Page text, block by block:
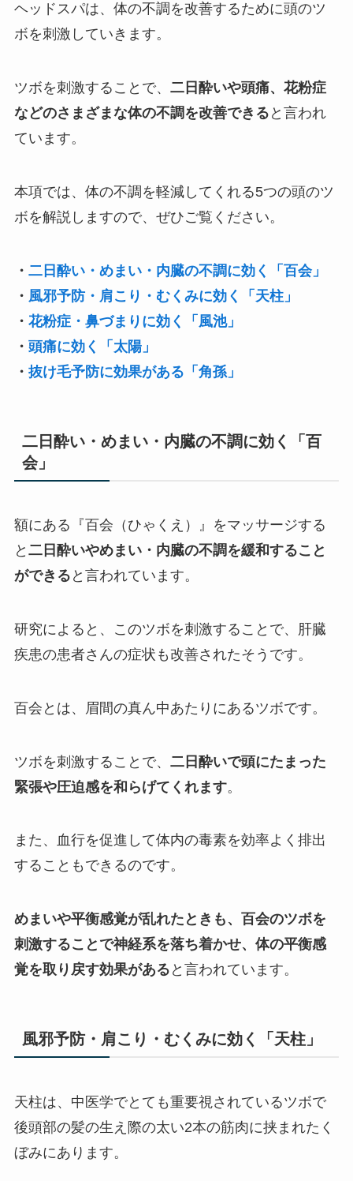
ヘッドスパは、体の不調を改善するために頭のツ
ボを刺激していきます。
ツボを刺激することで、 二日酔いや頭痛、花粉症
などのさまざまな体の不調を改善できる と言われ
ています。
本項では、体の不調を軽減してくれる5つの頭のツ
ボを解説しますので、ぜひご覧ください。
・ 二日酔い・めまい・内臓の不調に効く「百会」
・ 風邪予防・肩こり・むくみに効く「天柱」
・ 花粉症・鼻づまりに効く「風池」
・ 頭痛に効く「太陽」
・ 抜け毛予防に効果がある「角孫」
二日酔い・めまい・内臓の不調に効く「百
会」
額にある『百会（ひゃくえ）』をマッサージする
と 二日酔いやめまい・内臓の不調を緩和すること
ができる と言われています。
研究によると、このツボを刺激することで、肝臓
疾患の患者さんの症状も改善されたそうです。
百会とは、眉間の真ん中あたりにあるツボです。
ツボを刺激することで、 二日酔いで頭にたまった
緊張や圧迫感を和らげてくれます。
また、血行を促進して体内の毒素を効率よく排出
することもできるのです。
めまいや平衡感覚が乱れたときも、百会のツボを
刺激することで神経系を落ち着かせ、体の平衡感
覚を取り戻す効果がある と言われています。
風邪予防・肩こり・むくみに効く「天柱」
天柱は、中医学でとても重要視されているツボで
後頭部の髪の生え際の太い2本の筋肉に挟まれたく
ぼみにあります。